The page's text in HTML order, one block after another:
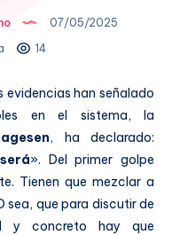
07/05/2025
14
evidencias han señalado
en el sistema, la
, ha declarado:
». Del primer golpe
Tienen que mezclar a
sea, que para discutir de
y concreto hay que